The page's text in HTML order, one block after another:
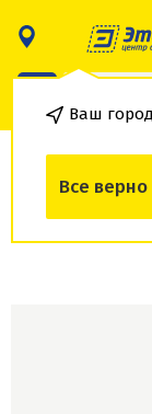
Ваш город
Все верно
О товаре